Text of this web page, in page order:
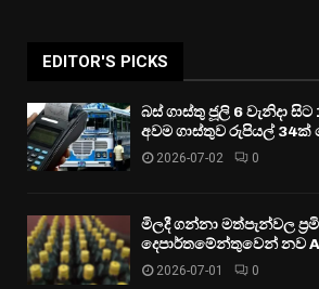
EDITOR'S PICKS
බස් ගාස්තු ජූලි 6 වැනිදා
අවම ගාස්තුව රුපියල් 34ක්
2026-07-02 0
මිලදී ගන්නා මත්පැන්වල
දෙපාර්තමේන්තුවෙන් නව
2026-07-01 0